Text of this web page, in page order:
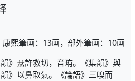
熙筆画：13画，部外筆画：10画
》
許救切，音珛。《集韻》與
》以鼻取氣。《論語》三嗅而